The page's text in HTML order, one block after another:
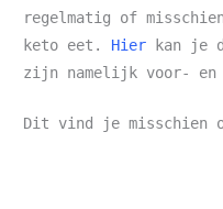
regelmatig of
keto eet. Hier
kan je
zijn namelijk voor- en
Dit vind je misschien